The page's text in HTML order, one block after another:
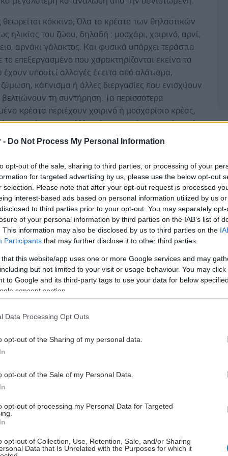
- Do Not Process My Personal Information
opt-out of the sale, sharing to third parties, or processing of your
for targeted advertising by us, please use the below opt-out
selection. Please note that after your opt-out request is processed
interest-based ads based on personal information utilized by us
to third parties prior to your opt-out. You may separately
of your personal information by third parties on the IAB’s list of
This information may also be disclosed by us to third parties on the
Participants that may further disclose it to other third parties.
that this website/app uses one or more Google services and may
but not limited to your visit or usage behaviour. You may
to Google and its third-party tags to use your data for below
consent section.
Data Processing Opt Outs
opt-out of the Sharing of my personal data.
opt-out of the Sale of my Personal Data.
opt-out of processing my Personal Data for Targeted
opt-out of Collection, Use, Retention, Sale, and/or Sharing
Data that Is Unrelated with the Purposes for which it
θεωρείται κόκκινο; Όλα τα κρέατα των θηλαστικών
ηλικίας του ζώου, δηλαδή : μοσχάρι, χοιρινό, αρνί,
αρνάκι γάλακτος. Και φυσικά υπάρχει τεράστια
το επεξεργασμένο που χαρακτηρίζονται εκείνα τα
έχουν υποστεί αλλαγές έπειτα από αλάτισμα,
κάπνισμα ή άλλες διεργασίες που ενισχύουν
τη συντήρηση. Τα περισσότερα
κρέατα περιέχουν χοιρινό ή μοσχαρίσιο κρέας,
να περιέχουν και άλλα κόκκινα κρέατα, πουλερικά,
υποπροϊόντα κρέατος.
προσδόκιμο ζωής, Η αντικατάσταση μίας μερίδας
την ημέρα με μία μερίδα ψάρι, πουλερικό,
δημητριακά ολικής άλεσης ή λίγων λιπαρών
μπορεί να μειώσει τον κίνδυνο θανάτου κατά 7%
κρέας περιέχει λιγότερες πρωτεΐνες από όσες το
ή τα ψάρια. Ακόμα δε και αν κάποιος κόψει
διατροφή μπορεί να καλύψει τις ανάγκες
και προϊόντα ολικής άλεσης (δημητριακά,
στις ενδεδειγμένες ποσότητες και συνδυασμούς.
το iatronet.gr στο Discover
σήμερα